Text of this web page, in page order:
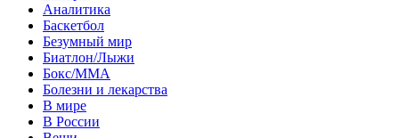
Аналитика
Баскетбол
Безумный мир
Биатлон/Лыжи
Бокс/MMA
Болезни и лекарства
В мире
В России